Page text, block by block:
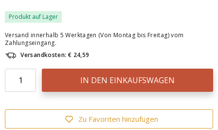
Produkt auf Lager
Versand innerhalb 5 Werktagen (Von Montag bis Freitag) vom
Zahlungseingang.
Versandkosten: € 24,59
IN DEN EINKAUFSWAGEN
Zu Favoriten hinzufügen